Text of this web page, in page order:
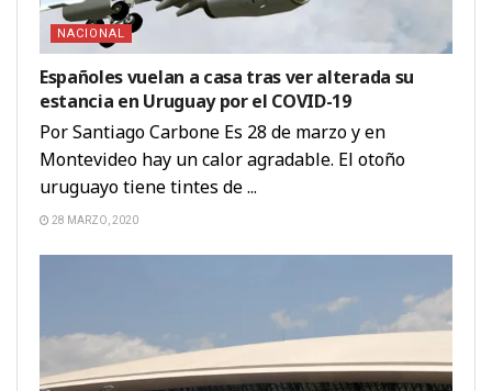
NACIONAL
Españoles vuelan a casa tras ver alterada su
estancia en Uruguay por el COVID-19
Por Santiago Carbone Es 28 de marzo y en
Montevideo hay un calor agradable. El otoño
uruguayo tiene tintes de ...
28 MARZO, 2020